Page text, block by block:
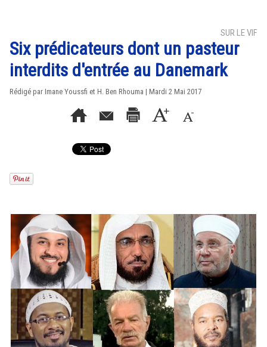
SUR LE VIF
Six prédicateurs dont un pasteur
interdits d'entrée au Danemark
Rédigé par Imane Youssfi et H. Ben Rhouma | Mardi 2 Mai 2017